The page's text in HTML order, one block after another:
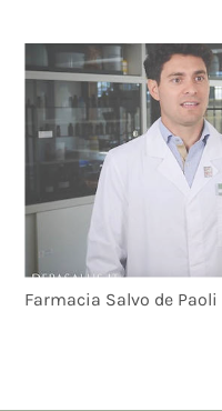
Farmacia Salvo de Paoli